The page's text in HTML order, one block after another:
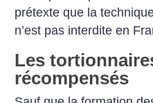
prétexte que la
n’est pas interdite en
Les
récompensés